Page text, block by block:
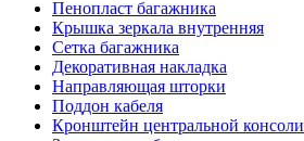
Пенопласт багажника
Крышка зеркала внутренняя
Сетка багажника
Декоративная накладка
Направляющая шторки
Поддон кабеля
Кронштейн центральной консоли